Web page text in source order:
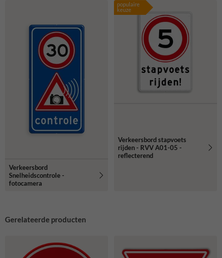
Verkeersbord
Snelheidscontrole -
fotocamera
populaire
keuze
Verkeersbord stapvoets
rijden - RVV A01-05 -
reflecterend
Gerelateerde producten